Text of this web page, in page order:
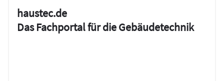
haustec.de
Das Fachportal für die Gebäudetechnik